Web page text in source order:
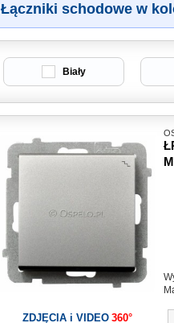
Łączniki schodowe w
Biały
ZDJĘCIA i VIDEO 360°